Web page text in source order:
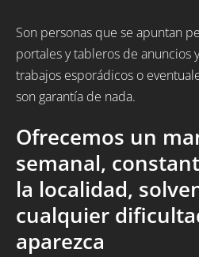
Son personas que se apuntan
portales y tableros de anuncios
trabajos esporádicos o
son garantía de nada.
Ofrecemos un
semanal,
la localidad,
cualquier
aparezca